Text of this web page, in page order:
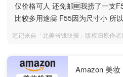
仅价格可人 还免邮🆓我捞了一支
比较多用途🤗 F55因为尺寸小 所
笔记来自「北美省钱快报」版权归原作者
Amazon 美